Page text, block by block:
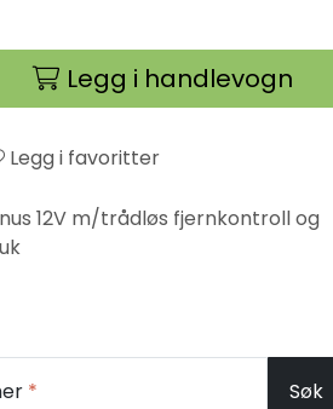
Legg i handlevogn
Legg i favoritter
12V m/trådløs fjernkontroll og
* Søk